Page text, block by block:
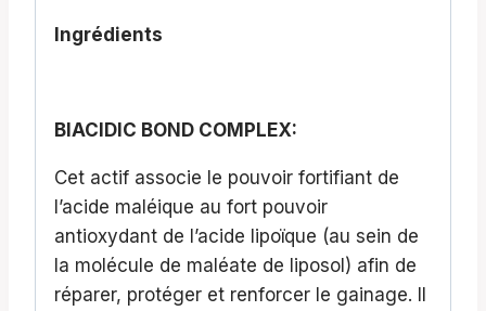
Ingrédients
BIACIDIC BOND COMPLEX:
Cet actif associe le pouvoir fortifiant de
l’acide maléique au fort pouvoir
antioxydant de l’acide lipoïque (au sein de
la molécule de maléate de liposol) afin de
réparer, protéger et renforcer le gainage. Il